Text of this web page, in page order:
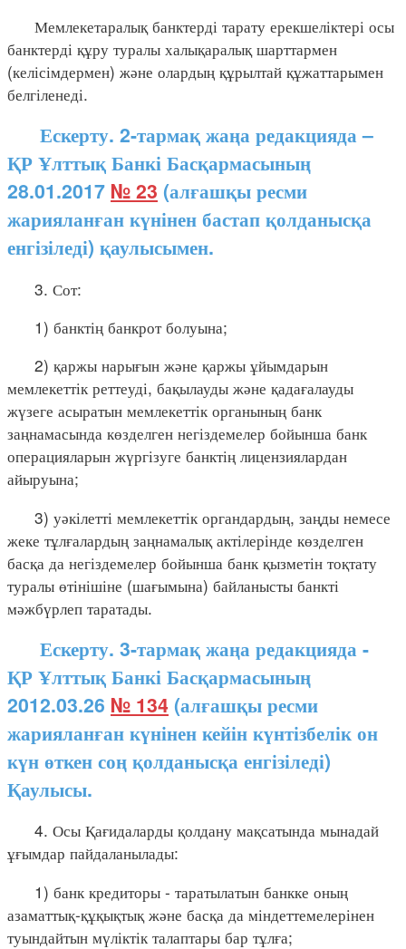
Мемлекетаралық банктерді тарату ерекшеліктері осы
банктерді құру туралы халықаралық шарттармен
(келісімдермен) және олардың құрылтай құжаттарымен
белгіленеді.
Ескерту. 2-тармақ жаңа редакцияда –
ҚР Ұлттық Банкі Басқармасының
28.01.2017 № 23 (алғашқы ресми
жарияланған күнінен бастап қолданысқа
енгізіледі) қаулысымен.
3. Сот:
1) банктің банкрот болуына;
2) қаржы нарығын және қаржы ұйымдарын
мемлекеттік реттеуді, бақылауды және қадағалауды
жүзеге асыратын мемлекеттік органының банк
заңнамасында көзделген негіздемелер бойынша банк
операцияларын жүргізуге банктің лицензиялардан
айыруына;
3) уәкілетті мемлекеттік органдардың, заңды немесе
жеке тұлғалардың заңнамалық актілерінде көзделген
басқа да негіздемелер бойынша банк қызметін тоқтату
туралы өтінішіне (шағымына) байланысты банкті
мәжбүрлеп таратады.
Ескерту. 3-тармақ жаңа редакцияда -
ҚР Ұлттық Банкі Басқармасының
2012.03.26 № 134 (алғашқы ресми
жарияланған күнінен кейін күнтізбелік он
күн өткен соң қолданысқа енгізіледі)
Қаулысы.
4. Осы Қағидаларды қолдану мақсатында мынадай
ұғымдар пайдаланылады:
1) банк кредиторы - таратылатын банкке оның
азаматтық-құқықтық және басқа да міндеттемелерінен
туындайтын мүліктік талаптары бар тұлға;